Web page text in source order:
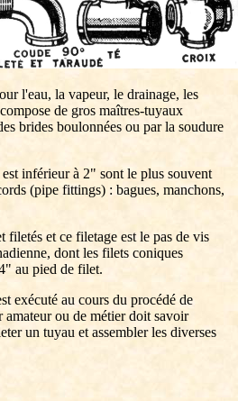
l'eau, la vapeur, le drainage, les
de gros maîtres-tuyaux
brides boulonnées ou par la soudure
inférieur à 2" sont le plus souvent
(pipe fittings) : bagues, manchons,
filetés et ce filetage est le pas de vis
dont les filets coniques
au pied de filet.
exécuté au cours du procédé de
ou de métier doit savoir
un tuyau et assembler les diverses